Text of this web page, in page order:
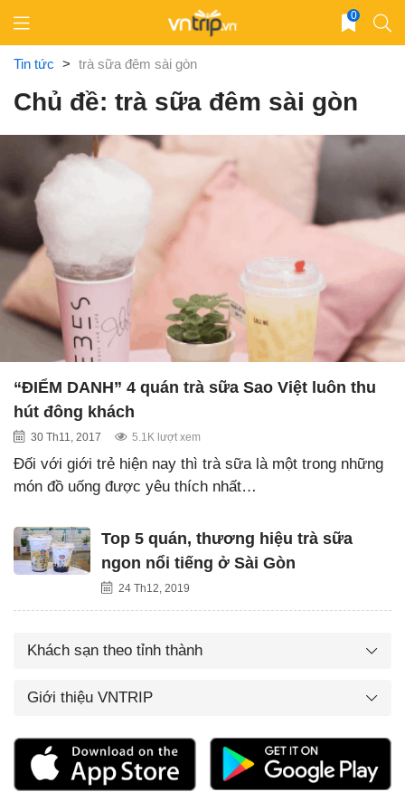
content
0
Tin tức > trà sữa đêm sài gòn
Chủ đề: trà sữa đêm sài gòn
“ĐIỂM DANH” 4 quán trà sữa Sao Việt luôn thu
hút đông khách
30 Th11, 2017 5.1K lượt xem
Đối với giới trẻ hiện nay thì trà sữa là một trong những
món đồ uống được yêu thích nhất…
Top 5 quán, thương hiệu trà sữa
ngon nổi tiếng ở Sài Gòn
24 Th12, 2019
Khách sạn theo tỉnh thành
Giới thiệu VNTRIP